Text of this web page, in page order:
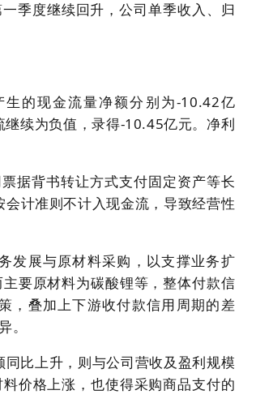
季度继续回升，公司单季收入、归
的现金流量净额分别为-10.42亿
续为负值，录得-10.45亿元。净利
据背书转让方式支付固定资产等长
计准则不计入现金流，导致经营性
发展与原材料采购，以支撑业务扩
要原材料为碳酸锂等，整体付款信
，叠加上下游收付款信用周期的差
。
比上升，则与公司营收及盈利规模
价格上涨，也使得采购商品支付的